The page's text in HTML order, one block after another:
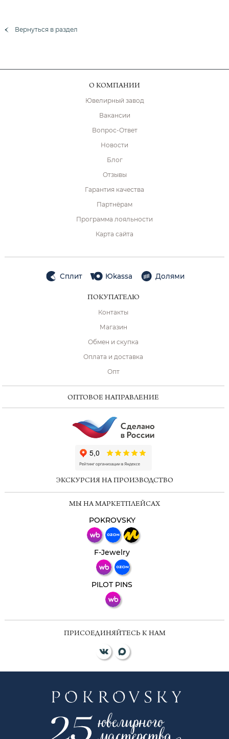
Вернуться в раздел
О КОМПАНИИ
Ювелирный завод
Вакансии
Вопрос-Ответ
Новости
Блог
Отзывы
Гарантия качества
Партнёрам
Программа лояльности
Карта сайта
Сплит Юkassa Долями
ПОКУПАТЕЛЮ
Контакты
Магазин
Обмен и скупка
Оплата и доставка
Опт
ОПТОВОЕ НАПРАВЛЕНИЕ
ЭКСКУРСИЯ НА ПРОИЗВОДСТВО
МЫ НА МАРКЕТПЛЕЙСАХ
POKROVSKY
F-Jewelry
PILOT PINS
ПРИСОЕДИНЯЙТЕСЬ К НАМ